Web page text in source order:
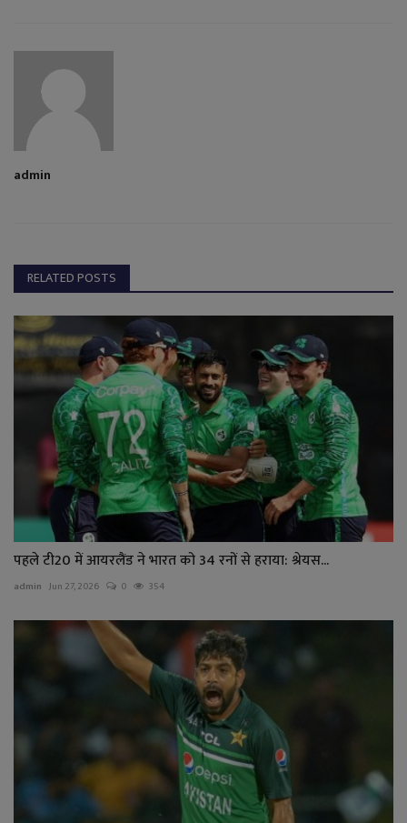
admin
RELATED POSTS
पहले टी20 में आयरलैंड ने भारत को 34 रनों से हराया: श्रेयस...
admin Jun 27, 2026 0 354